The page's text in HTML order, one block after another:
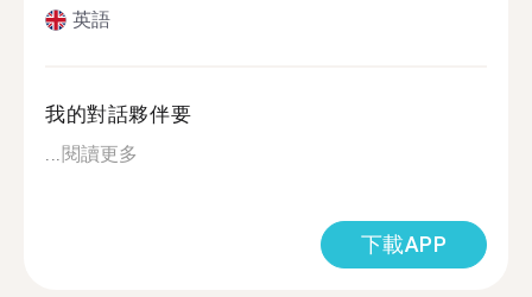
英語
我的對話夥伴要
...閱讀更多
下載APP